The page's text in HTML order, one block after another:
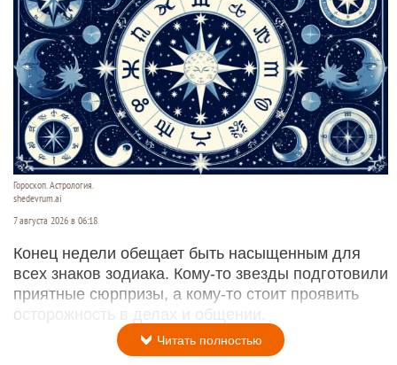
Гороскоп. Астрология.
shedevrum.ai
7 августа 2026 в 06:18
Конец недели обещает быть насыщенным для
всех знаков зодиака. Кому-то звезды подготовили
приятные сюрпризы, а кому-то стоит проявить
осторожность в делах и общении.
Читать полностью